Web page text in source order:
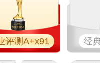
评测A+x91 经